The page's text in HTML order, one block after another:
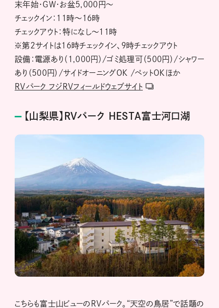
末年始・GW・お盆5,000円～
チェックイン：11時～16時
チェックアウト：特になし～11時
※第2サイトは16時チェックイン、9時チェックアウト
設備：電源あり（1,000円）/ゴミ処理可（500円）/シャワー
あり（500円）/サイドオーニングOK /ペットOKほか
RVパーク フジRVフィールドウェブサイト
【山梨県】RVパーク HESTA富士河口湖
こちらも富士山ビューのRVパーク。“天空の鳥居”で話題の